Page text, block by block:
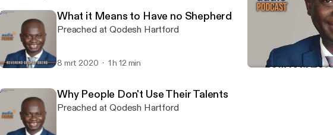
What it Means to Have no Shepherd
Preached at Qodesh Hartford
8 mrt 2020 1 h 12 min
Why People Don't Use Their Talents
Preached at Qodesh Hartford